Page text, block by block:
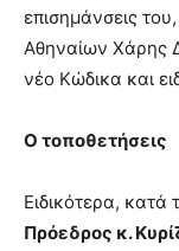
επισημάνσεις
Αθηναίων Χάρης
νέο Κώδικα και
Ο τοποθετήσεις
Ειδικότερα, κατά
Πρόεδρος κ.